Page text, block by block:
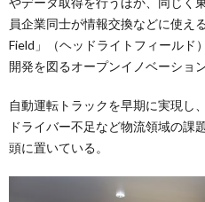
員企業同士が情報交換などに使え
Field」（ヘッドライトフィールド
開発を図るオープンイノベーショ
自動運転トラックを早期に実現し
ドライバー不足など物流領域の課
頭に置いている。